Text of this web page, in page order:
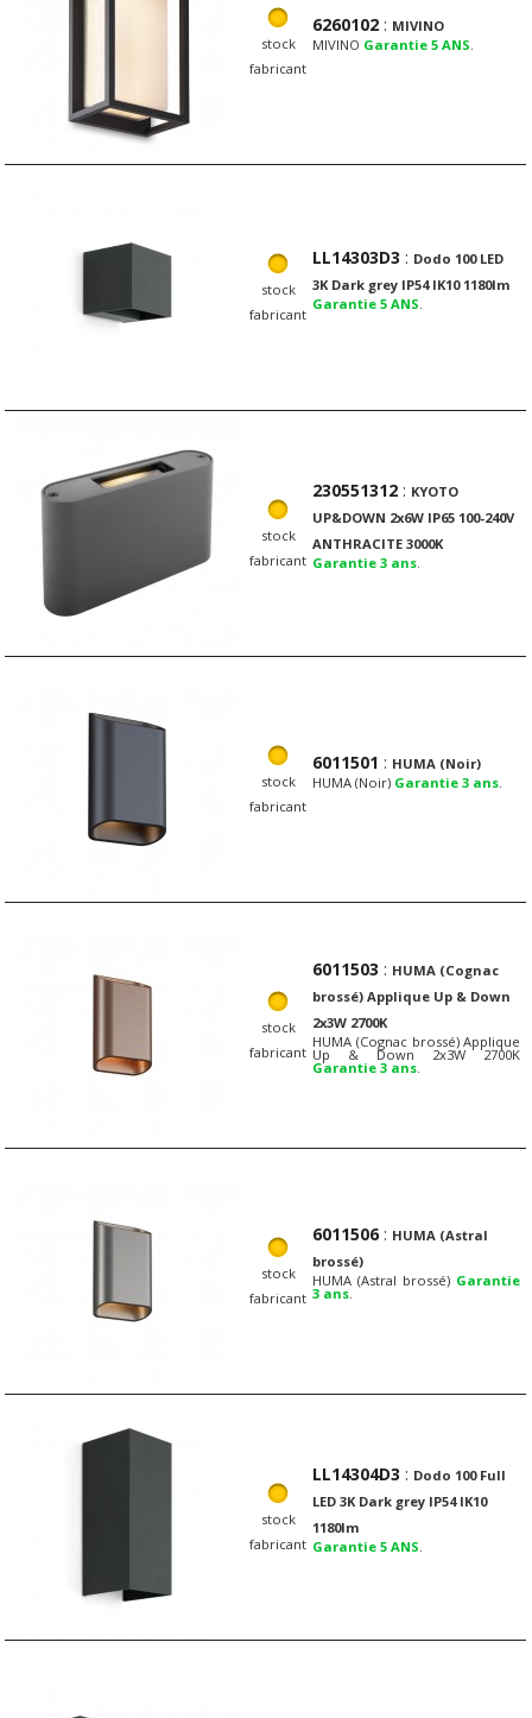
stock
fabricant
6260102 : MIVINO
MIVINO Garantie 5 ANS
stock
fabricant
LL14303D3 : Dodo 100 LED
3K Dark grey IP54 IK10 1180lm
Garantie 5 ANS
stock
fabricant
230551312 : KYOTO
UP&DOWN 2x6W IP65 100-240V
ANTHRACITE 3000K
Garantie 3 ans
stock
fabricant
6011501 : HUMA (Noir)
HUMA (Noir) Garantie 3 ans
stock
fabricant
6011503 : HUMA (Cognac
brossé) Applique Up & Down
2x3W 2700K
HUMA (Cognac brossé) Applique
Up & Down 2x3W 2700K
Garantie 3 ans
stock
fabricant
6011506 : HUMA (Astral
brossé)
HUMA (Astral brossé) Garantie
3 ans
stock
fabricant
LL14304D3 : Dodo 100 Full
LED 3K Dark grey IP54 IK10
1180lm
Garantie 5 ANS